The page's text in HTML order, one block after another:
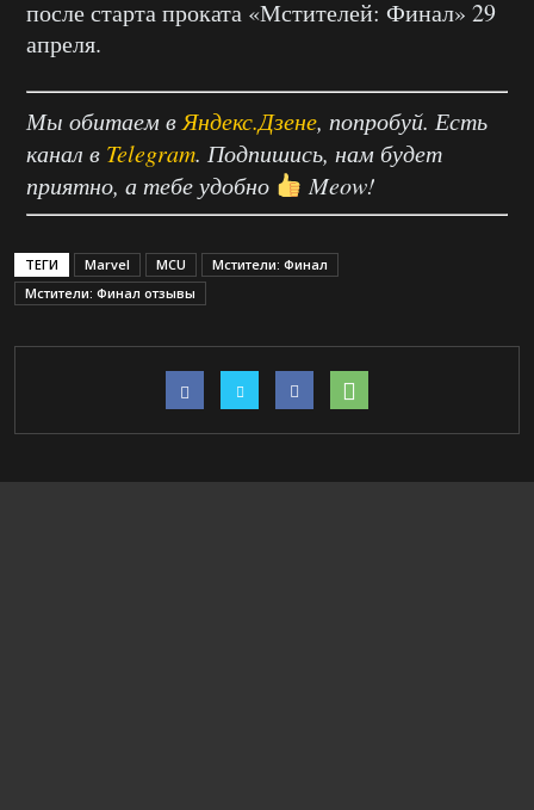
после старта проката «Мстителей: Финал» 29
апреля.
Мы обитаем вЯндекс.Дзене, попробуй. Есть
канал в Telegram. Подпишись, нам будет
приятно, а тебе удобно
Meow!
ТЕГИ Marvel MCU
Мстители: Финал
Мстители: Финал отзывы